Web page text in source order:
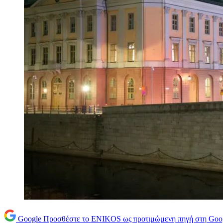
Google Προσθέστε το ENIKOS ως προτιμώμενη πηγή στη